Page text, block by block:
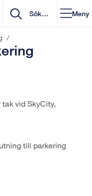
Meny
/
vid SkyCity,
till parkering